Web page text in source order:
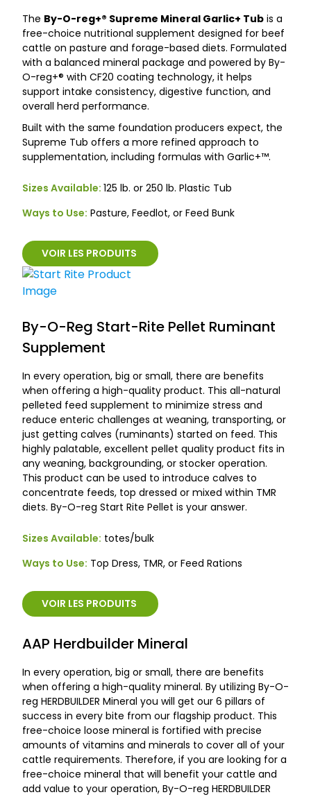
The By-O-reg+® Supreme Mineral Garlic+ Tub is a
free-choice nutritional supplement designed for beef
cattle on pasture and forage-based diets. Formulated
with a balanced mineral package and powered by By-
O-reg+® with CF20 coating technology, it helps
support intake consistency, digestive function, and
overall herd performance.
Built with the same foundation producers expect, the
Supreme Tub offers a more refined approach to
supplementation, including formulas with Garlic+™.
Sizes Available: 125 lb. or 250 lb. Plastic Tub
Ways to Use: Pasture, Feedlot, or Feed Bunk
VOIR LES PRODUITS
By-O-Reg Start-Rite Pellet Ruminant
Supplement
In every operation, big or small, there are benefits
when offering a high-quality product. This all-natural
pelleted feed supplement to minimize stress and
reduce enteric challenges at weaning, transporting, or
just getting calves (ruminants) started on feed. This
highly palatable, excellent pellet quality product fits in
any weaning, backgrounding, or stocker operation.
This product can be used to introduce calves to
concentrate feeds, top dressed or mixed within TMR
diets. By-O-reg Start Rite Pellet is your answer.
Sizes Available: totes/bulk
Ways to Use: Top Dress, TMR, or Feed Rations
VOIR LES PRODUITS
AAP Herdbuilder Mineral
In every operation, big or small, there are benefits
when offering a high-quality mineral. By utilizing By-O-
reg HERDBUILDER Mineral you will get our 6 pillars of
success in every bite from our flagship product. This
free-choice loose mineral is fortified with precise
amounts of vitamins and minerals to cover all of your
cattle requirements. Therefore, if you are looking for a
free-choice mineral that will benefit your cattle and
add value to your operation, By-O-reg HERDBUILDER